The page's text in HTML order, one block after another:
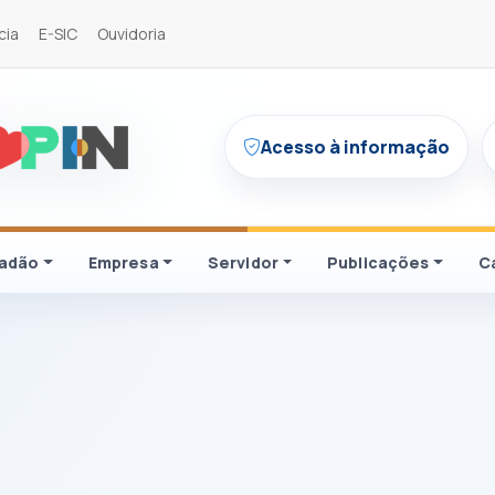
E-SIC Ouvidoria
Acesso à informação
Empresa Servidor Publicações